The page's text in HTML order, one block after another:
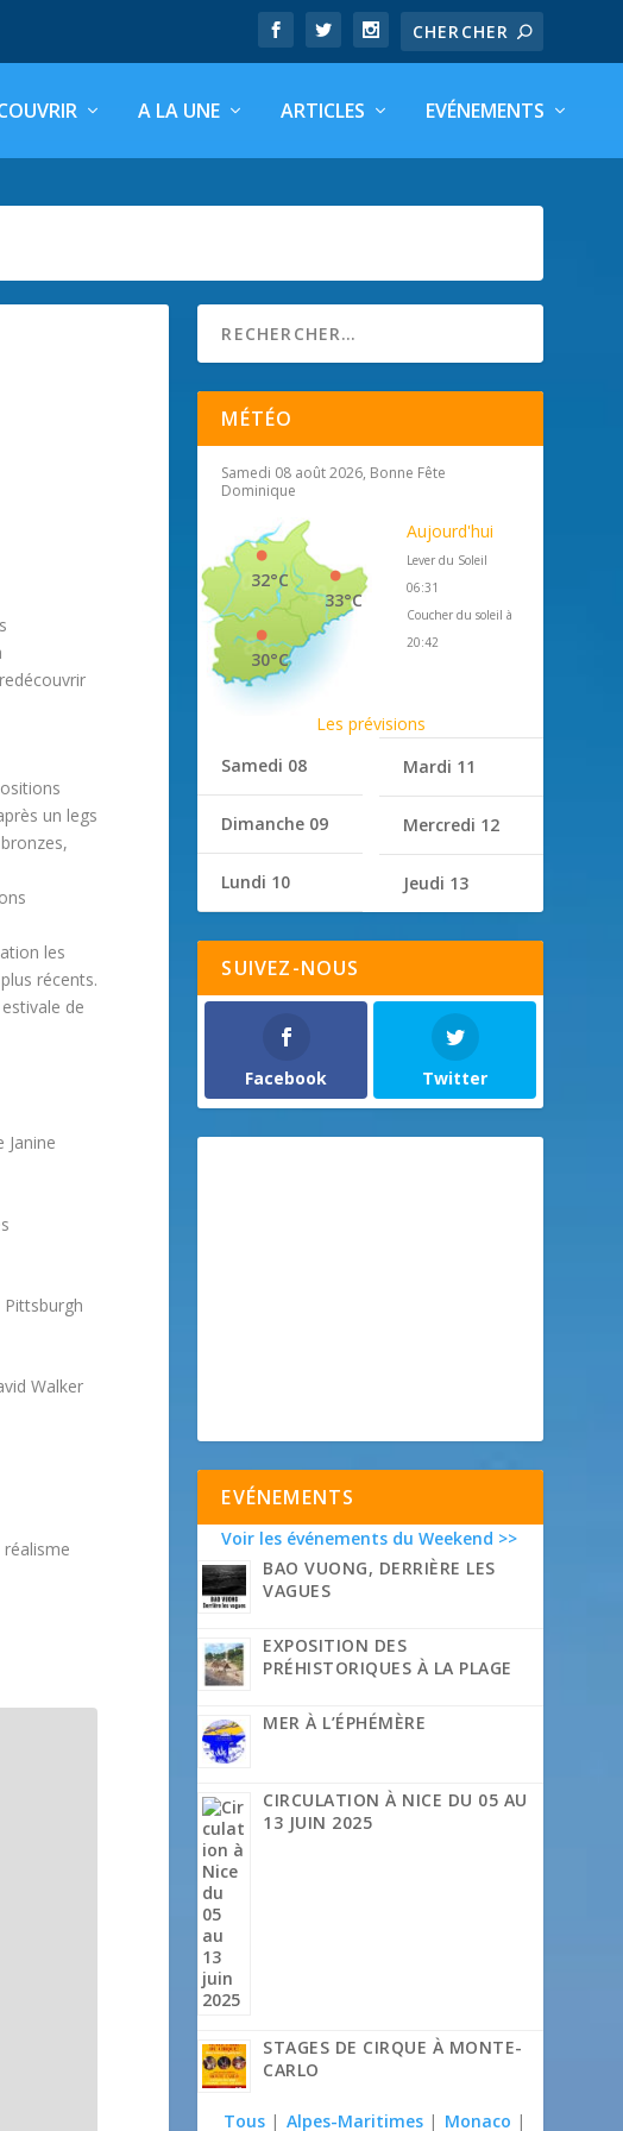
A LA UNE ARTICLES EVÉNEMENTS
un legs
les
récents.
de
Walker
MÉTÉO
Samedi 08 août 2026, Bonne Fête
Dominique
33°C
32°C
30°C
Aujourd'hui
Lever du Soleil
06:31
Coucher du soleil à
20:42
Les prévisions
Samedi 08
Dimanche 09
Lundi 10
Mardi 11
Mercredi 12
Jeudi 13
SUIVEZ-NOUS
Facebook Twitter
EVÉNEMENTS
Voir les événements du Weekend >>
BAO VUONG, DERRIÈRE LES
VAGUES
EXPOSITION DES
PRÉHISTORIQUES À LA PLAGE
MER À L’ÉPHÉMÈRE
CIRCULATION À NICE DU 05 AU
13 JUIN 2025
STAGES DE CIRQUE À MONTE-
CARLO
Tous | Alpes-Maritimes | Monaco |